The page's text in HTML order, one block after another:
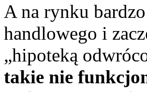
A na rynku
handlowego i
„hipoteką
takie nie